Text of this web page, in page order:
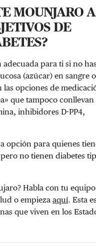
MOUNJARO A
DE
para ti si no
(azúcar) en sangre o
las opciones de
que tampoco conllevan
inhibidores D-PP4,
opción para quienes
no tienen diabetes
Habla con tu
o empieza aquí. Esta
que viven en los